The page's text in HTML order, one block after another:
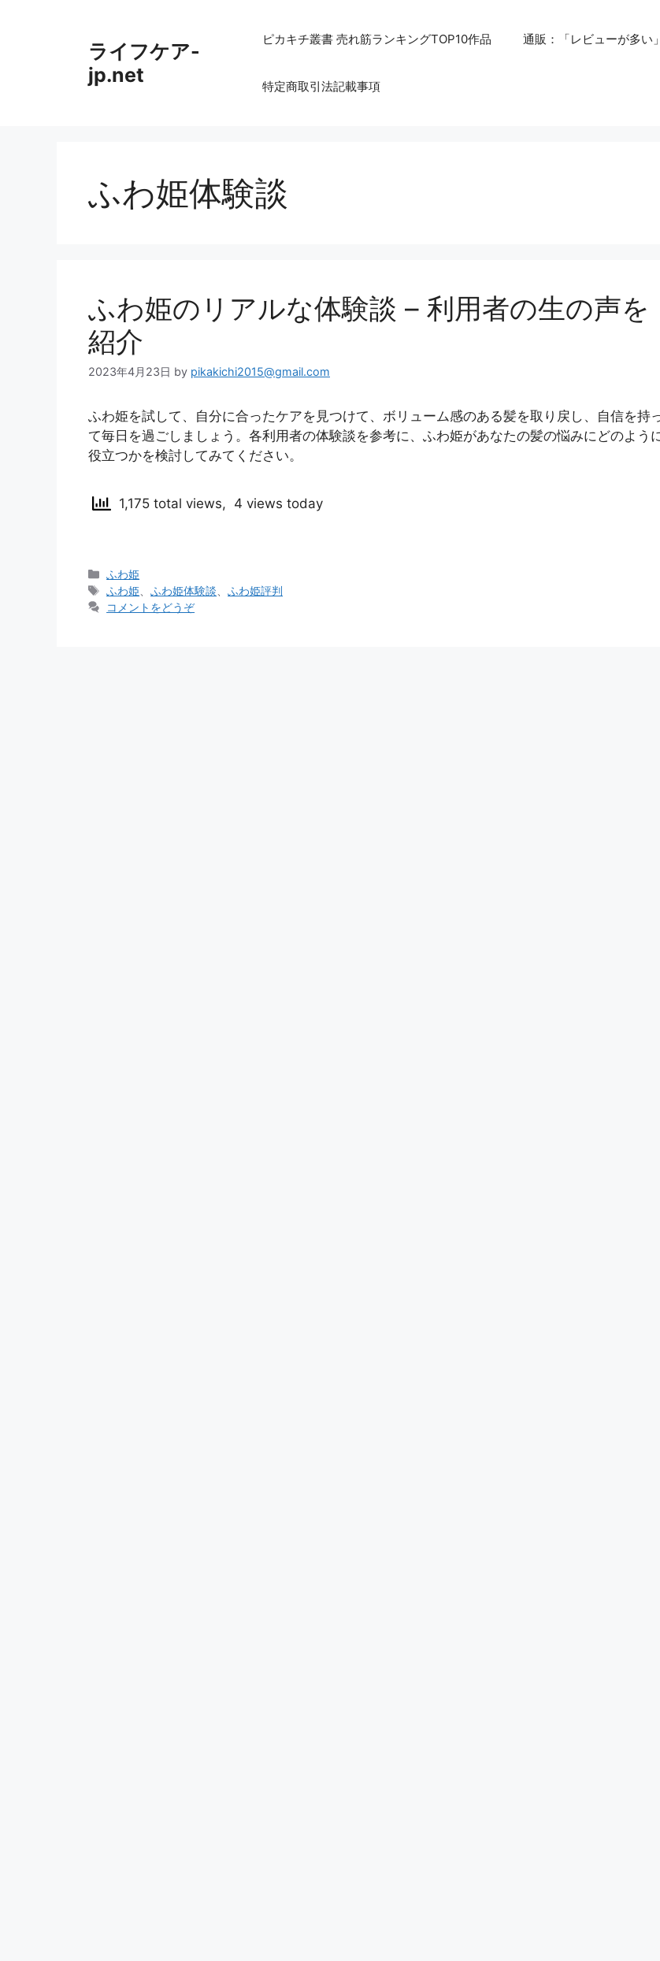
ライフケア-
jp.net
ピカキチ叢書 売れ筋ランキングTOP10作品 通販：「レビューが多い
特定商取引法記載事項
ふわ姫体験談
ふわ姫のリアルな体験談 – 利用者の生の声を
紹介
2023年4月23日 by pikakichi2015@gmail.com
ふわ姫を試して、自分に合ったケアを見つけて、ボリューム感のある髪を取り戻し、自信を持
て毎日を過ごしましょう。各利用者の体験談を参考に、ふわ姫があなたの髪の悩みにどのよう
役立つかを検討してみてください。
1,175 total views, 4 views today
カ
テ
ゴ
ふわ姫
タ
グ
ふわ姫 、ふわ姫体験談 、ふわ姫評判
コメントをどうぞ